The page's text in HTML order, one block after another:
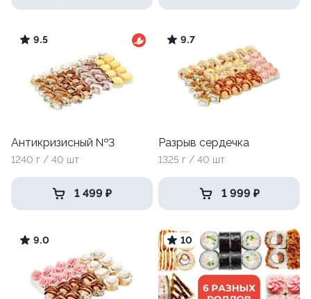
9.5
Антикризисный №3
1240 г / 40 шт
1 499 ₽
9.7
Разрыв сердечка
1325 г / 40 шт
1 999 ₽
9.0 10